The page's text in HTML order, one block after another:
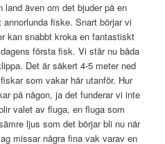
land även om det bjuder på en
fiske. Snart börjar vi
kan snabbt kroka en fantastiskt
första fisk. Vi står nu båda
Det är säkert 4-5 meter ned
som vakar här utanför. Hur
på någon, ja det funderar vi inte
valet av fluga, en fluga som
ljus som det börjar bli nu när
missar några fina vak varav en